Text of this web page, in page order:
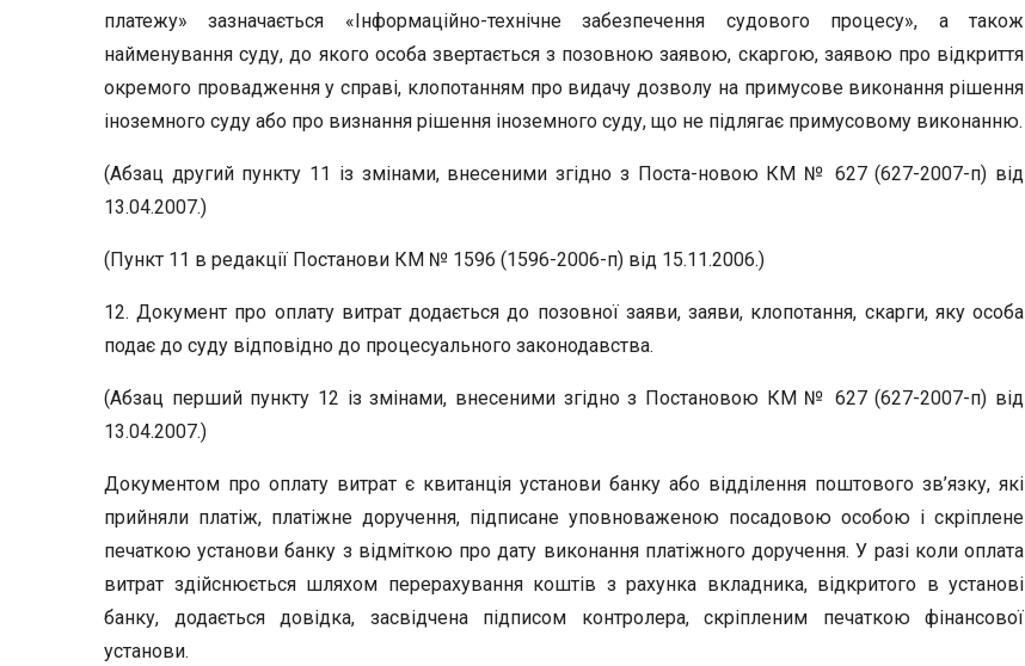
платежу» зазначається «Інформаційно-технічне забезпечення судового процесу», а також
найменування суду, до якого особа звертається з позовною заявою, скаргою, заявою про відкриття
окремого провадження у справі, клопотанням про видачу дозволу на примусове виконання рішення
іноземного суду або про визнання рішення іноземного суду, що не підлягає примусовому виконанню.
(Абзац другий пункту 11 із змінами, внесеними згідно з Поста-новою КМ № 627 (627-2007-п) від
13.04.2007.)
(Пункт 11 в редакції Постанови КМ № 1596 (1596-2006-п) від 15.11.2006.)
12. Документ про оплату витрат додається до позовної заяви, заяви, клопотання, скарги, яку особа
подає до суду відповідно до процесуального законодавства.
(Абзац перший пункту 12 із змінами, внесеними згідно з Постановою КМ № 627 (627-2007-п) від
13.04.2007.)
Документом про оплату витрат є квитанція установи банку або відділення поштового зв’язку, які
прийняли платіж, платіжне доручення, підписане уповноваженою посадовою особою і скріплене
печаткою установи банку з відміткою про дату виконання платіжного доручення. У разі коли оплата
витрат здійснюється шляхом перерахування коштів з рахунка вкладника, відкритого в установі
банку, додається довідка, засвідчена підписом контролера, скріпленим печаткою фінансової
установи.